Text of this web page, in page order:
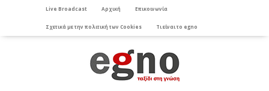
Live Broadcast Αρχική Επικοινωνία
Σχετικά με την πολιτική των Cookies Τι είναι το egno